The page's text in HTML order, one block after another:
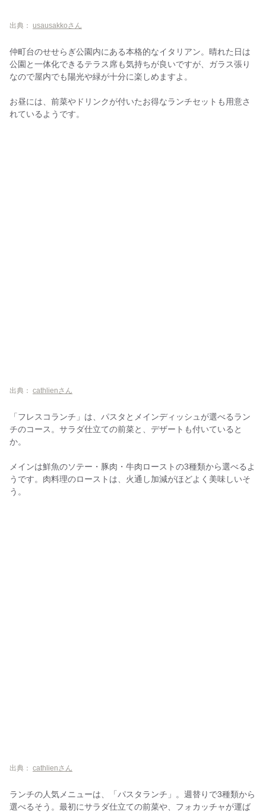
出典： usausakkoさん
仲町台のせせらぎ公園内にある本格的なイタリアン。晴れた日は
公園と一体化できるテラス席も気持ちが良いですが、ガラス張り
なので屋内でも陽光や緑が十分に楽しめますよ。
お昼には、前菜やドリンクが付いたお得なランチセットも用意さ
れているようです。
出典： cathlienさん
「フレスコランチ」は、パスタとメインディッシュが選べるラン
チのコース。サラダ仕立ての前菜と、デザートも付いていると
か。
メインは鮮魚のソテー・豚肉・牛肉ローストの3種類から選べるよ
うです。肉料理のローストは、火通し加減がほどよく美味しいそ
う。
出典： cathlienさん
ランチの人気メニューは、「パスタランチ」。週替りで3種類から
選べるそう。最初にサラダ仕立ての前菜や、フォカッチャが運ば